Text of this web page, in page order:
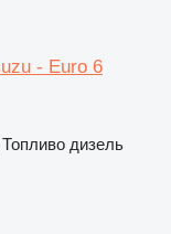
- Euro 6
Топливо дизель